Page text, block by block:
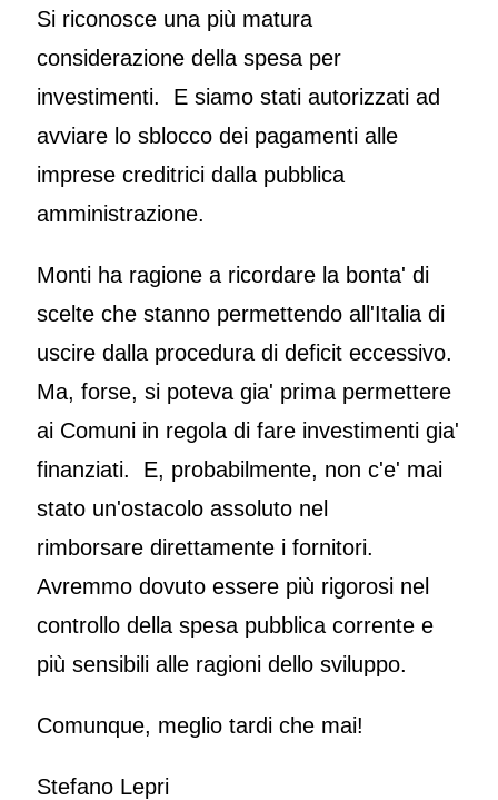
Si riconosce una più matura
considerazione della spesa per
investimenti. E siamo stati autorizzati ad
avviare lo sblocco dei pagamenti alle
imprese creditrici dalla pubblica
amministrazione.
Monti ha ragione a ricordare la bonta' di
scelte che stanno permettendo all'Italia di
uscire dalla procedura di deficit eccessivo.
Ma, forse, si poteva gia' prima permettere
ai Comuni in regola di fare investimenti gia'
finanziati. E, probabilmente, non c'e' mai
stato un'ostacolo assoluto nel
rimborsare direttamente i fornitori.
Avremmo dovuto essere più rigorosi nel
controllo della spesa pubblica corrente e
più sensibili alle ragioni dello sviluppo.
Comunque, meglio tardi che mai!
Stefano Lepri